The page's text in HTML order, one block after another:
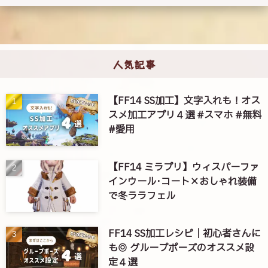
人気記事
【FF14 SS加工】文字入れも！オス
スメ加工アプリ４選 #スマホ #無料
#愛用
【FF14 ミラプリ】ウィスパーファ
インウール･コート×おしゃれ装備
で冬ララフェル
FF14 SS加工レシピ｜初心者さんに
も◎ グループポーズのオススメ設
定４選